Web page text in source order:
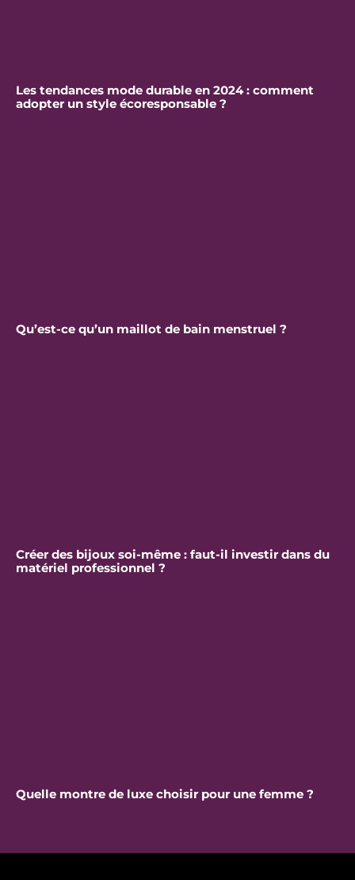
Les tendances mode durable en 2024 : comment
adopter un style écoresponsable ?
Qu’est-ce qu’un maillot de bain menstruel ?
Créer des bijoux soi-même : faut-il investir dans du
matériel professionnel ?
Quelle montre de luxe choisir pour une femme ?